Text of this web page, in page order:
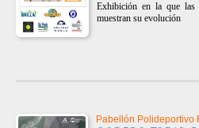
Exhibición en la que las
muestran su evolución
Pabellón Polideportivo